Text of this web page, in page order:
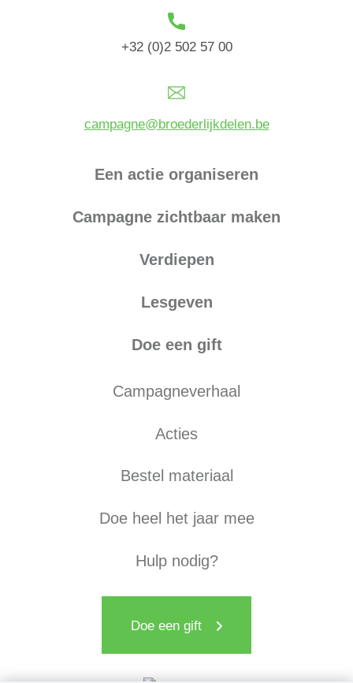
+32 (0)2 502 57 00
campagne@broederlijkdelen.be
Een actie organiseren
Campagne zichtbaar maken
Verdiepen
Lesgeven
Doe een gift
Campagneverhaal
Acties
Bestel materiaal
Doe heel het jaar mee
Hulp nodig?
Doe een gift